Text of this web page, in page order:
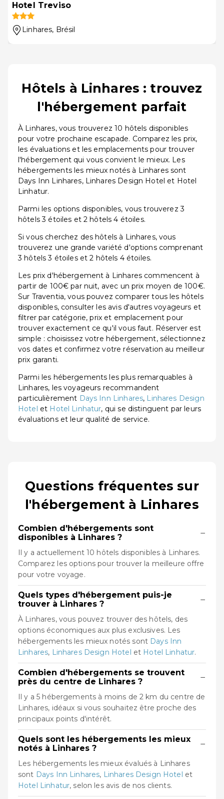
Hotel Treviso
Linhares, Brésil
Hôtels à Linhares : trouvez
l'hébergement parfait
À Linhares, vous trouverez 10 hôtels disponibles
pour votre prochaine escapade. Comparez les prix,
les évaluations et les emplacements pour trouver
l'hébergement qui vous convient le mieux. Les
hébergements les mieux notés à Linhares sont
Days Inn Linhares, Linhares Design Hotel et Hotel
Linhatur.
Parmi les options disponibles, vous trouverez 3
hôtels 3 étoiles et 2 hôtels 4 étoiles.
Si vous cherchez des hôtels à Linhares, vous
trouverez une grande variété d'options comprenant
3 hôtels 3 étoiles et 2 hôtels 4 étoiles.
Les prix d'hébergement à Linhares commencent à
partir de 100€ par nuit, avec un prix moyen de 100€.
Sur Traventia, vous pouvez comparer tous les hôtels
disponibles, consulter les avis d'autres voyageurs et
filtrer par catégorie, prix et emplacement pour
trouver exactement ce qu'il vous faut. Réserver est
simple : choisissez votre hébergement, sélectionnez
vos dates et confirmez votre réservation au meilleur
prix garanti.
Parmi les hébergements les plus remarquables à
Linhares, les voyageurs recommandent
particulièrement Days Inn Linhares, Linhares Design
Hotel et Hotel Linhatur, qui se distinguent par leurs
évaluations et leur qualité de service.
Questions fréquentes sur
l'hébergement à Linhares
Combien d'hébergements sont
disponibles à Linhares ?
−
Il y a actuellement 10 hôtels disponibles à Linhares.
Comparez les options pour trouver la meilleure offre
pour votre voyage.
Quels types d'hébergement puis-je
trouver à Linhares ?
−
À Linhares, vous pouvez trouver des hôtels, des
options économiques aux plus exclusives. Les
hébergements les mieux notés sont Days Inn
Linhares, Linhares Design Hotel et Hotel Linhatur.
Combien d'hébergements se trouvent
près du centre de Linhares ?
−
Il y a 5 hébergements à moins de 2 km du centre de
Linhares, idéaux si vous souhaitez être proche des
principaux points d'intérêt.
Quels sont les hébergements les mieux
notés à Linhares ?
−
Les hébergements les mieux évalués à Linhares
sont Days Inn Linhares, Linhares Design Hotel et
Hotel Linhatur, selon les avis de nos clients.